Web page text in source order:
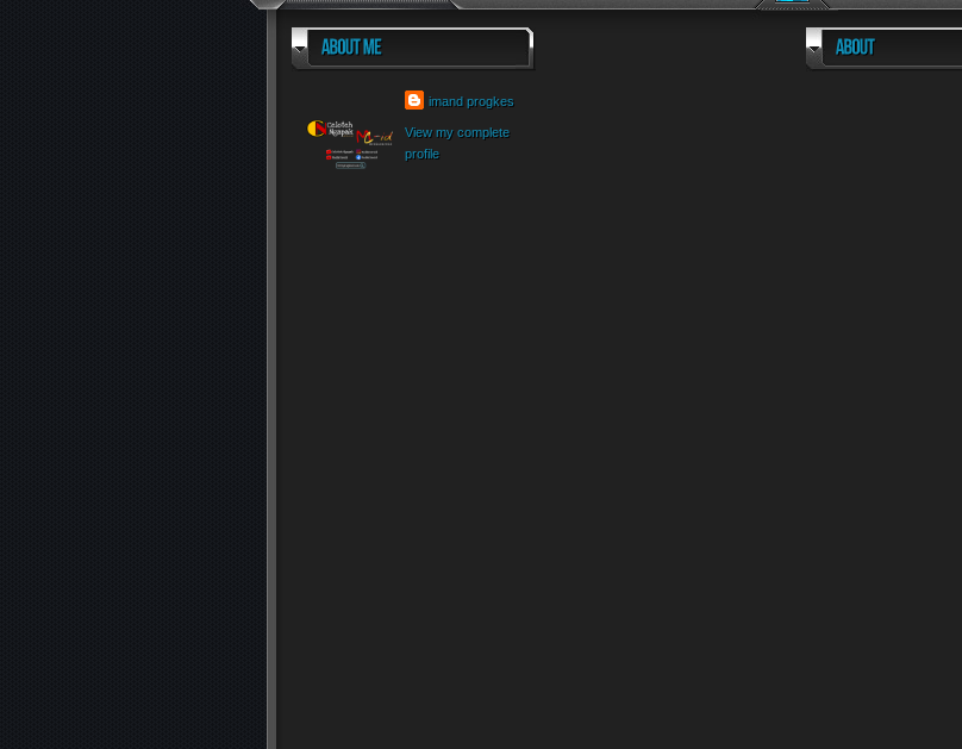
imand progkes
View my complete
profile